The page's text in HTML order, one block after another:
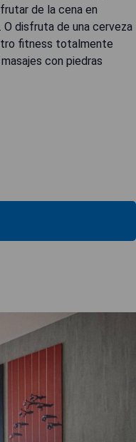
de la cena en
disfruta de una cerveza
fitness totalmente
con piedras